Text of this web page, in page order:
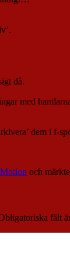
då.
med
dem i f-
Motion och
fält